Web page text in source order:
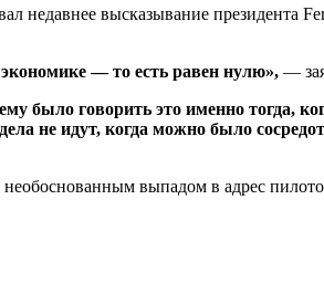
недавнее высказывание президента
— то есть равен нулю», —
было говорить это именно тогда,
не идут, когда можно было
выпадом в адрес